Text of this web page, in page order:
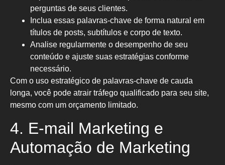
perguntas de seus clientes.
Inclua essas palavras-chave de forma natural em
títulos de posts, subtítulos e corpo de texto.
Analise regularmente o desempenho de seu
conteúdo e ajuste suas estratégias conforme
necessário.
Com o uso estratégico de palavras-chave de cauda
longa, você pode atrair tráfego qualificado para seu site,
mesmo com um orçamento limitado.
4. E-mail Marketing e
Automação de Marketing